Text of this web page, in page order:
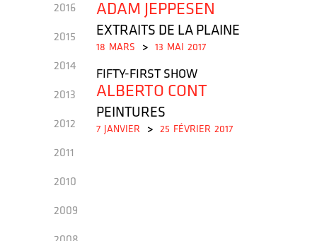
2016
2015
2014
2013
2012
2011
2010
2009
ADAM JEPPESEN
EXTRAITS DE LA PLAINE
18 MARS > 13 MAI 2017
FIFTY-FIRST SHOW
ALBERTO CONT
PEINTURES
7 JANVIER > 25 FÉVRIER 2017